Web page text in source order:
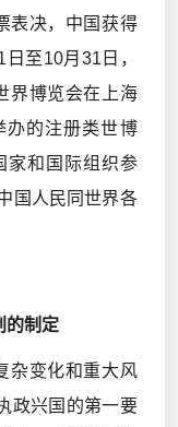
表决，中国获得
至10月31日，
界博览会在上海
办的注册类世博
家和国际组织参
国人民同世界各
的制定
杂变化和重大风
政兴国的第一要